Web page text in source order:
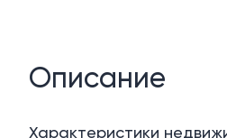
Описание
Характеристики